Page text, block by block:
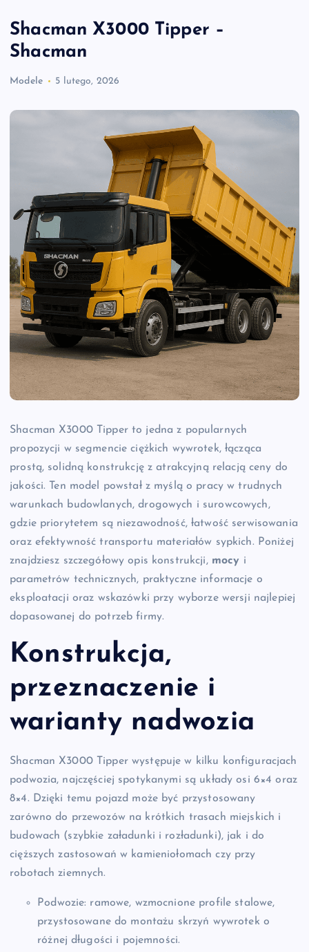
Shacman X3000 Tipper –
Shacman
Modele 5 lutego, 2026
Shacman X3000 Tipper to jedna z popularnych
propozycji w segmencie ciężkich wywrotek, łącząca
prostą, solidną konstrukcję z atrakcyjną relacją ceny do
jakości. Ten model powstał z myślą o pracy w trudnych
warunkach budowlanych, drogowych i surowcowych,
gdzie priorytetem są niezawodność, łatwość serwisowania
oraz efektywność transportu materiałów sypkich. Poniżej
znajdziesz szczegółowy opis konstrukcji, mocy i
parametrów technicznych, praktyczne informacje o
eksploatacji oraz wskazówki przy wyborze wersji najlepiej
dopasowanej do potrzeb firmy.
Konstrukcja,
przeznaczenie i
warianty nadwozia
Shacman X3000 Tipper występuje w kilku konfiguracjach
podwozia, najczęściej spotykanymi są układy osi 6×4 oraz
8×4. Dzięki temu pojazd może być przystosowany
zarówno do przewozów na krótkich trasach miejskich i
budowach (szybkie załadunki i rozładunki), jak i do
cięższych zastosowań w kamieniołomach czy przy
robotach ziemnych.
Podwozie: ramowe, wzmocnione profile stalowe,
przystosowane do montażu skrzyń wywrotek o
różnej długości i pojemności.